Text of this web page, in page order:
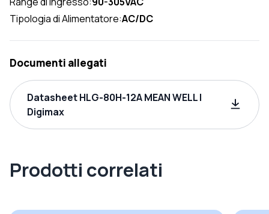
Tipologia di Alimentatore:AC/DC
Documenti allegati
Datasheet HLG-80H-12A MEAN WELL |
Digimax
Prodotti correlati